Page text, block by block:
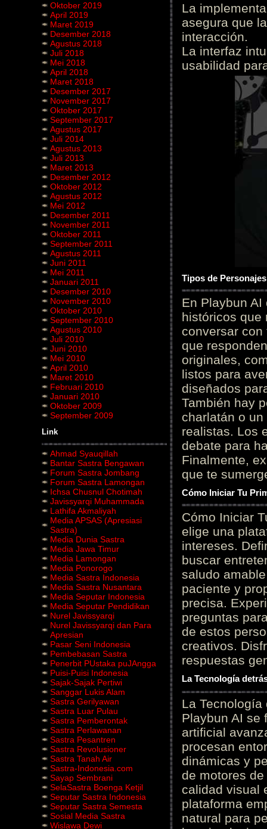
Oktober 2019
April 2019
Maret 2019
Desember 2018
Agustus 2018
Juli 2018
Mei 2018
April 2018
Maret 2018
Desember 2017
November 2017
Oktober 2017
September 2017
Agustus 2017
Juli 2014
Agustus 2013
Juli 2013
Maret 2013
Desember 2012
Oktober 2012
Agustus 2012
Mei 2012
Desember 2011
November 2011
Oktober 2011
September 2011
Agustus 2011
Juni 2011
Mei 2011
Januari 2011
Desember 2010
November 2010
Oktober 2010
September 2010
Agustus 2010
Juli 2010
Juni 2010
Mei 2010
April 2010
Maret 2010
Februari 2010
Januari 2010
Oktober 2009
September 2009
Link
Ahmad Syauqillah
Bantar Sastra Bengawan
Forum Sastra Jombang
Forum Sastra Lamongan
Ichsa Chusnul Chotimah
Javissyarqi Muhammada
Lathifa Akmaliyah
Media APSAS (Apresiasi
Sastra)
Media Dunia Sastra
Media Jawa Timur
Media Lamongan
Media Ponorogo
Media Sastra Indonesia
Media Sastra Nusantara
Media Seputar Indonesia
Media Seputar Pendidikan
Nurel Javissyarqi
Nurel Javissyarqi dan Para
Apresian
Pasar Seni Indonesia
Pembebasan Sastra
Penerbit PUstaka puJAngga
Puisi-Puisi Indonesia
Sajak-Sajak Pertiwi
Sanggar Lukis Alam
Sastra Gerilyawan
Sastra Luar Pulau
Sastra Pemberontak
Sastra Perlawanan
Sastra Pesantren
Sastra Revolusioner
Sastra Tanah Air
Sastra-Indonesia.com
Sayap Sembrani
SelaSastra Boenga Ketjil
Seputar Sastra Indonesia
Seputar Sastra Semesta
Sosial Media Sastra
Wislawa Dewi
La
asegura que
interacción.
La interfaz
usabilidad
Tipos de
En Playbun
históricos que
conversar
que
originales,
listos para
diseñados
También hay
charlatán o
realistas. Los
debate para
Finalmente,
que te
Cómo Iniciar Tu
Cómo Iniciar
elige una
intereses.
buscar
saludo
paciente y
precisa.
preguntas
de estos
creativos.
respuestas
La Tecnología
La
Playbun AI se
artificial
procesan
dinámicas y
de motores
calidad visual
plataforma
natural para